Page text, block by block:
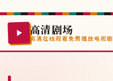
高清剧场
高清在线观看免费播放电视剧